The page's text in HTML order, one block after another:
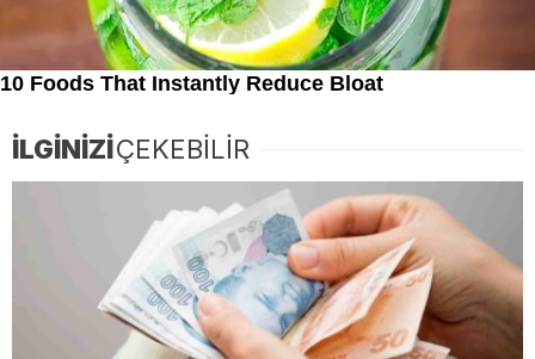
İLGİNİZİÇEKEBİLİR